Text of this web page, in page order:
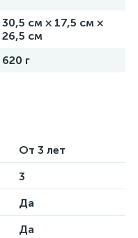
30,5 см × 17,5 см ×
26,5 см
620 г
От 3 лет
3
Да
Да